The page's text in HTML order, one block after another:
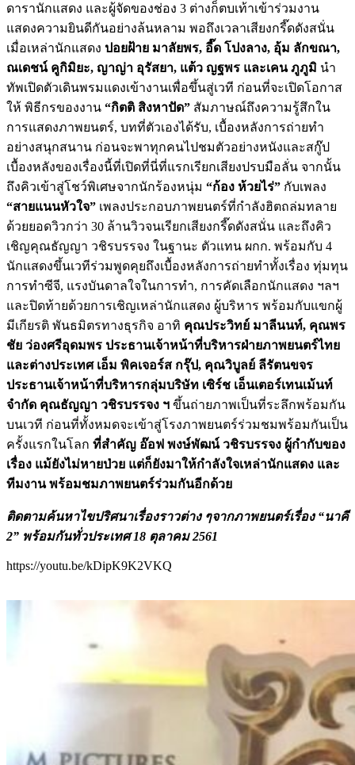
ดารานักแสดง และผู้จัดของช่อง 3 ต่างก็ตบเท้าเข้าร่วมงาน
แสดงความยินดีกันอย่างล้นหลาม พอถึงเวลาเสียงกรี๊ดดังสนั่น
เมื่อเหล่านักแสดง ปอยฝ้าย มาลัยพร, อี๊ด โปงลาง, อุ้ม ลักขณา,
ณเดชน์ คูกิมิยะ, ญาญ่า อุรัสยา, แต้ว ญฐพร และเคน ภูภูมิ นำ
ทัพเปิดตัวเดินพรมแดงเข้างานเพื่อขึ้นสู่เวที ก่อนที่จะเปิดโอกาส
ให้ พิธีกรของงาน “กิตติ สิงหาปัด” สัมภาษณ์ถึงความรู้สึกใน
การแสดงภาพยนตร์, บทที่ตัวเองได้รับ, เบื้องหลังการถ่ายทำ
อย่างสนุกสนาน ก่อนจะพาทุกคนไปชมตัวอย่างหนังและสกู๊ป
เบื้องหลังของเรื่องนี้ที่เปิดที่นี่ที่แรกเรียกเสียงปรบมือลั่น จากนั้น
ถึงคิวเข้าสู่โชว์พิเศษจากนักร้องหนุ่ม “ก้อง ห้วยไร่” กับเพลง
“สายแนนหัวใจ” เพลงประกอบภาพยนตร์ที่กำลังฮิตถล่มทลาย
ด้วยยอดวิวกว่า 30 ล้านวิวจนเรียกเสียงกรี๊ดดังสนั่น และถึงคิว
เชิญคุณธัญญา วชิรบรรจง ในฐานะ ตัวแทน ผกก. พร้อมกับ 4
นักแสดงขึ้นเวทีร่วมพูดคุยถึงเบื้องหลังการถ่ายทำทั้งเรื่อง ทุ่มทุน
การทำซีจี, แรงบันดาลใจในการทำ, การคัดเลือกนักแสดง ฯลฯ
และปิดท้ายด้วยการเชิญเหล่านักแสดง ผู้บริหาร พร้อมกับแขกผู้
มีเกียรติ พันธมิตรทางธุรกิจ อาทิ คุณประวิทย์ มาลีนนท์, คุณพร
ชัย ว่องศรีอุดมพร ประธานเจ้าหน้าที่บริหารฝ่ายภาพยนตร์ไทย
และต่างประเทศ เอ็ม พิคเจอร์ส กรุ๊ป, คุณวิบูลย์ ลีรัตนขจร
ประธานเจ้าหน้าที่บริหารกลุ่มบริษัท เซิร์ช เอ็นเตอร์เทนเม้นท์
จำกัด คุณธัญญา วชิรบรรจง ฯ ขึ้นถ่ายภาพเป็นที่ระลึกพร้อมกัน
บนเวที ก่อนที่ทั้งหมดจะเข้าสู่โรงภาพยนตร์ร่วมชมพร้อมกันเป็น
ครั้งแรกในโลก ที่สำคัญ อ๊อฟ พงษ์พัฒน์ วชิรบรรจง ผู้กำกับของ
เรื่อง แม้ยังไม่หายป่วย แต่ก็ยังมาให้กำลังใจเหล่านักแสดง และ
ทีมงาน พร้อมชมภาพยนตร์ร่วมกันอีกด้วย
ติดตามค้นหาไขปริศนาเรื่องราวต่าง ๆจากภาพยนตร์เรื่อง “นาคี
2” พร้อมกันทั่วประเทศ 18 ตุลาคม 2561
https://youtu.be/kDipK9K2VKQ